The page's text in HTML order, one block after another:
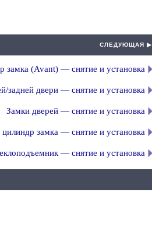
СЛЕДУЮЩАЯ ▶
замка (Avant) — снятие и установка
задней двери — снятие и установка
Замки дверей — снятие и установка
замка — снятие и установка
— снятие и установка